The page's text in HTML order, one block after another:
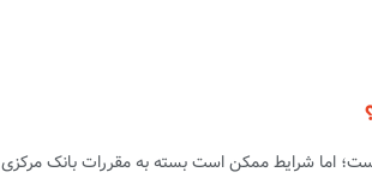
اما شرایط ممکن است بسته به مقررات بانک مرکزی